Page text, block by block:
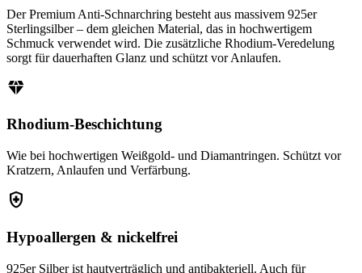
Der Premium Anti-Schnarchring besteht aus massivem 925er
Sterlingsilber – dem gleichen Material, das in hochwertigem
Schmuck verwendet wird. Die zusätzliche Rhodium-Veredelung
sorgt für dauerhaften Glanz und schützt vor Anlaufen.
diamond
Rhodium-Beschichtung
Wie bei hochwertigen Weißgold- und Diamantringen. Schützt vor
Kratzern, Anlaufen und Verfärbung.
health_and_safety
Hypoallergen & nickelfrei
925er Silber ist hautverträglich und antibakteriell. Auch für